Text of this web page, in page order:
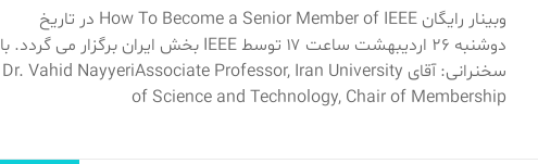
وبینار رایگان How To Become a Senior Member of IEEE در تاریخ
دوشنبه ۲۶ اردیبهشت ساعت ۱۷‎ توسط IEEE بخش ایران برگزار می گردد. با
سخنرانی: آقای Dr. Vahid NayyeriAssociate Professor, Iran University
of Science and Technology, Chair of Membership